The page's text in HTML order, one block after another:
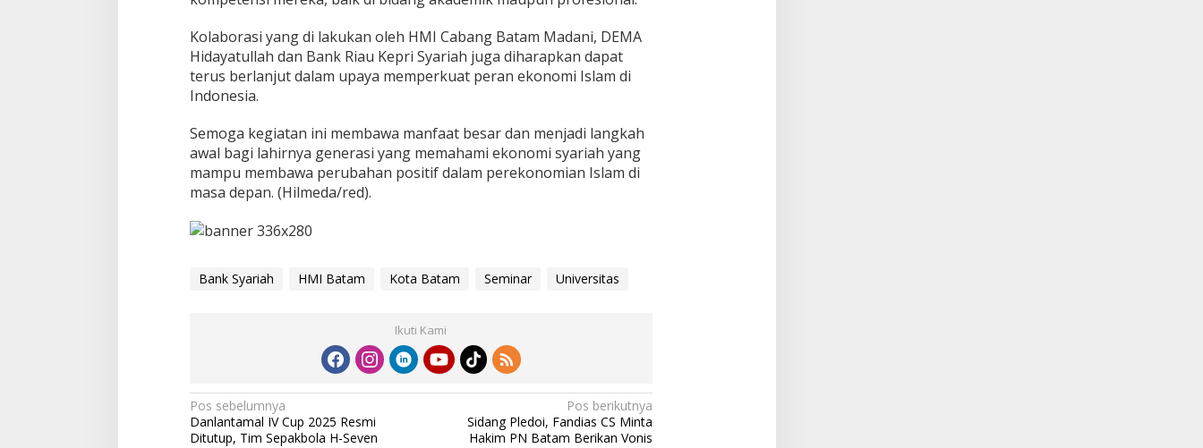
Kolaborasi yang di lakukan oleh HMI Cabang Batam Madani, DEMA
Hidayatullah dan Bank Riau Kepri Syariah juga diharapkan dapat
terus berlanjut dalam upaya memperkuat peran ekonomi Islam di
Indonesia.
Semoga kegiatan ini membawa manfaat besar dan menjadi langkah
awal bagi lahirnya generasi yang memahami ekonomi syariah yang
mampu membawa perubahan positif dalam perekonomian Islam di
masa depan. (Hilmeda/red).
Bank Syariah HMI Batam Kota Batam Seminar Universitas
Ikuti Kami
N
a
Pos sebelumnya
Danlantamal IV Cup 2025 Resmi
Ditutup, Tim Sepakbola H-Seven
Pos berikutnya
Sidang Pledoi, Fandias CS Minta
Hakim PN Batam Berikan Vonis